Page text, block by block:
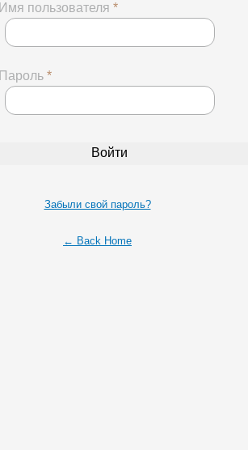
Имя пользователя *
Пароль *
Забыли свой пароль?
← Back Home